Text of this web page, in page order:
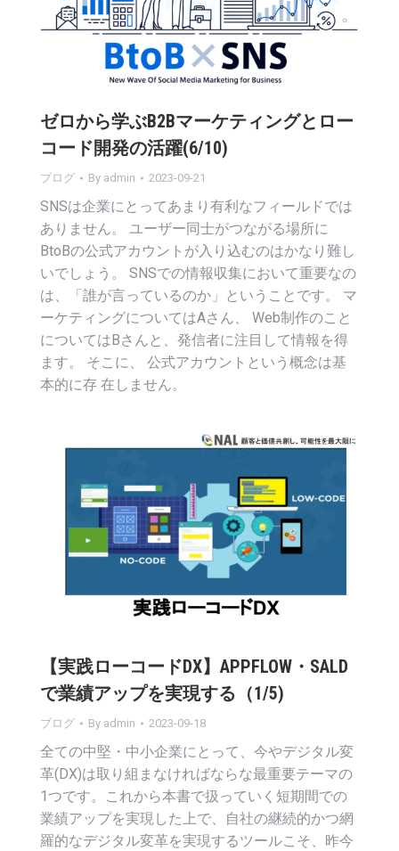
ゼロから学ぶB2Bマーケティングとロー
コード開発の活躍(6/10)
ブログ By admin 2023-09-21
SNSは企業にとってあまり有利なフィールドでは
ありません。 ユーザー同士がつながる場所に
BtoBの公式アカウントが入り込むのはかなり難し
いでしょう。 SNSでの情報収集において重要なの
は、「誰が言っているのか」ということです。 マ
ーケティングについてはAさん、 Web制作のこと
についてはBさんと、発信者に注目して情報を得
ます。 そこに、 公式アカウントという概念は基
本的に存 在しません。
【実践ローコードDX】APPFLOW・SALD
で業績アップを実現する（1/5)
ブログ By admin 2023-09-18
全ての中堅・中小企業にとって、今やデジタル変
革(DX)は取り組まなければならな最重要テーマの
1つです。これから本書で扱っていく短期間での
業績アップを実現した上で、自社の継続的かつ網
羅的なデジタル変革を実現するツールこそ、昨今